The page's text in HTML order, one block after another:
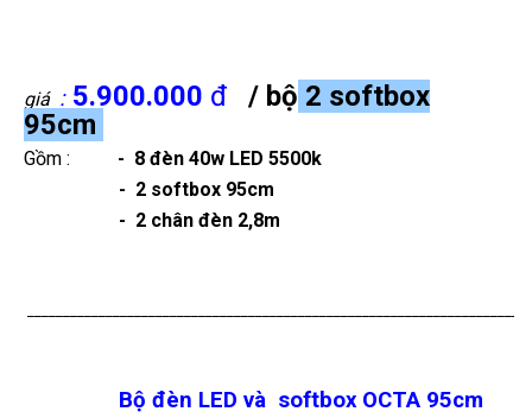
giá : 5.900.000 đ / bộ 2 softbox
95cm
Gồm : - 8 đèn 40w LED 5500k
- 2 softbox 95cm
- 2 chân đèn 2,8m
Bộ đèn LED và softbox OCTA 95cm